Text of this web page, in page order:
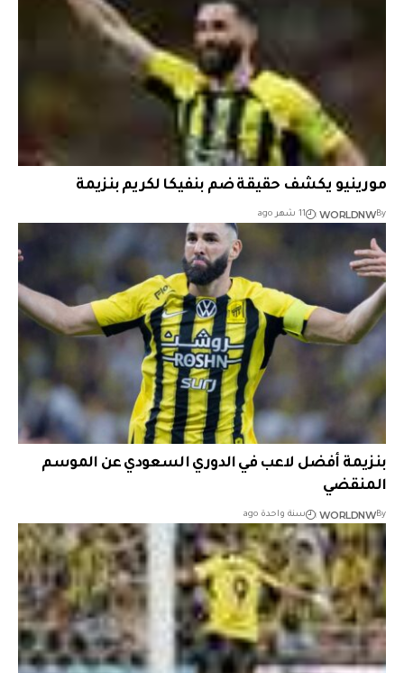
مورينيو يكشف حقيقة ضم بنفيكا لكريم بنزيمة
By
WORLDNW 11 شهر ago
بنزيمة أفضل لاعب في الدوري السعودي عن الموسم
المنقضي
By
WORLDNW سنة واحدة ago